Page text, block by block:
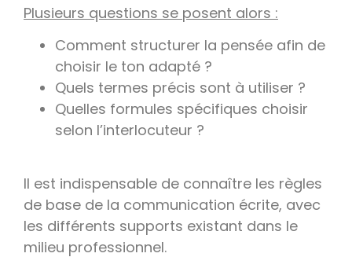
Plusieurs questions se posent alors :
Comment structurer la pensée afin de
choisir le ton adapté ?
Quels termes précis sont à utiliser ?
Quelles formules spécifiques choisir
selon l’interlocuteur ?
Il est indispensable de connaître les règles
de base de la communication écrite, avec
les différents supports existant dans le
milieu professionnel.